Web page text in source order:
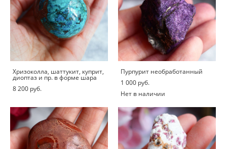
Хризоколла, шаттукит, куприт,
диоптаз и пр. в форме шара
8 200 pуб.
Пурпурит необработанный
1 000 pуб.
Нет в наличии